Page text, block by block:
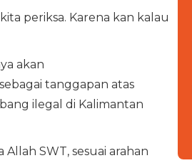
periksa. Karena kan kalau
akan
tanggapan atas
ilegal di Kalimantan
SWT, sesuai arahan